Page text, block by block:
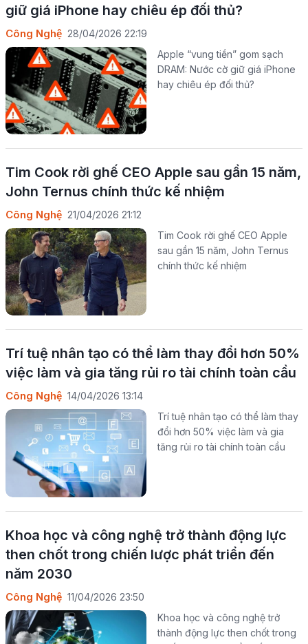
giữ giá iPhone hay chiêu ép đối thủ?
Công Nghệ 28/04/2026 22:19
Apple “vung tiền” gom sạch
DRAM: Nước cờ giữ giá iPhone
hay chiêu ép đối thủ?
Tim Cook rời ghế CEO Apple sau gần 15 năm,
John Ternus chính thức kế nhiệm
Công Nghệ 21/04/2026 21:12
Tim Cook rời ghế CEO Apple
sau gần 15 năm, John Ternus
chính thức kế nhiệm
Trí tuệ nhân tạo có thể làm thay đổi hơn 50%
việc làm và gia tăng rủi ro tài chính toàn cầu
Công Nghệ 14/04/2026 13:14
Trí tuệ nhân tạo có thể làm thay
đổi hơn 50% việc làm và gia
tăng rủi ro tài chính toàn cầu
Khoa học và công nghệ trở thành động lực
then chốt trong chiến lược phát triển đến
năm 2030
Công Nghệ 11/04/2026 23:50
Khoa học và công nghệ trở
thành động lực then chốt trong